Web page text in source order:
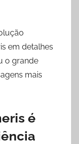
em detalhes
o grande
mais
é